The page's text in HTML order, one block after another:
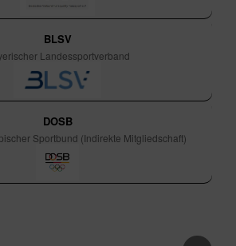
BLSV
Landessportverband
DOSB
Sportbund (Indirekte Mitgliedschaft)